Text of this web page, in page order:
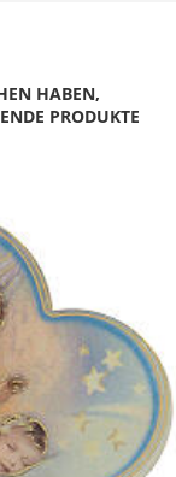
HABEN,
PRODUKTE